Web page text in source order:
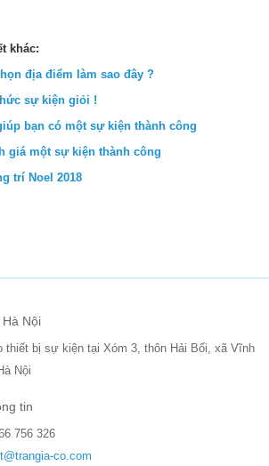
khác:
địa điểm làm sao đây ?
sự kiện giỏi !
bạn có một sự kiện thành công
giá một sự kiện thành công
trí Noel 2018
Nội
thiết bị sự kiện tại Xóm 3, thôn Hải Bối, xã Vĩnh
Nội
tin
756 326
co.com